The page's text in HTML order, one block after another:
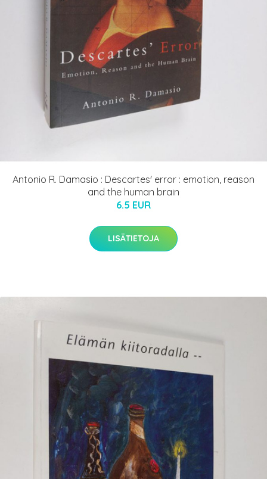
Antonio R. Damasio : Descartes' error : emotion, reason
and the human brain
6.5 EUR
LISÄTIETOJA